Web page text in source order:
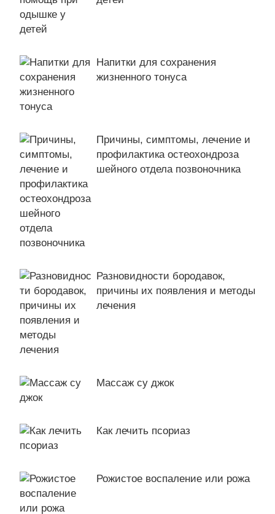
Напитки для сохранения
жизненного тонуса
Причины, симптомы, лечение и
профилактика остеохондроза
шейного отдела позвоночника
Разновидности бородавок,
причины их появления и методы
лечения
Массаж су джок
Как лечить псориаз
Рожистое воспаление или рожа